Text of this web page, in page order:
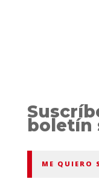
boletín
ME QUIERO